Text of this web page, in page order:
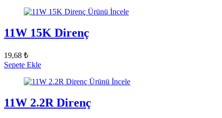
Ürünü İncele
11W 15K Direnç
19,68 ₺
Sepete Ekle
Ürünü İncele
11W 2.2R Direnç